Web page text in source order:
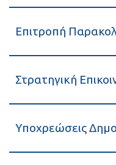
Επιτροπή
Στρατηγική
Υποχρεώσεις